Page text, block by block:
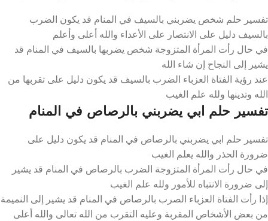
تفسير حلم شخص يضربني بالسيف في المنام قد يكون الضرب
بالسيف دليل على الانتصار على الأعداء والله أعلى وأعلم
في حال رأت المرأة المتزوجة شخص يضربها بالسيف في المنام قد
يشير إلى النجاح إن شاء الله
عند رؤية الفتاة العزباء الضرب بالسيف قد يكون دليل على تقربها من
الله وتدينها ولله علم الغيب
تفسير حلم ابي يضربني بالرصاص في المنام
تفسير حلم ابي يضربني بالرصاص في المنام قد يكون دليل على
ضرورة الحذر والله يعلم الغيب
في حال رأت المرأة المتزوجة الضرب بالرصاص في المنام قد يشير
إلى ضرورة الانتباه للأمور ولله علم الغيب
إذا رأت الفتاة العزباء الصرب بالرصاص في المنام قد يشير إلى النميمة
من بعض الأشخاص المقربة وعليه التقرب من الله تعالى والله أعلى